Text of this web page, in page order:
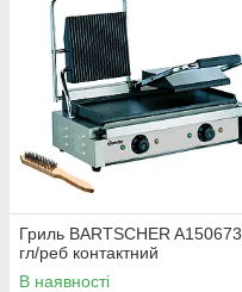
Гриль BARTSCHER A150673
гл/реб контактний
В наявності